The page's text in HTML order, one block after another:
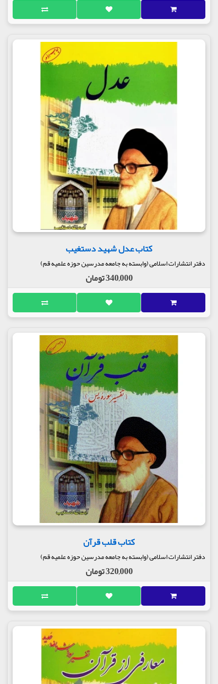
کتاب عدل شهید دستغیب
دفتر انتشارات اسلامی (وابسته به جامعه مدرسین حوزه علمیه قم)
340,000 تومان
کتاب قلب قرآن
دفتر انتشارات اسلامی (وابسته به جامعه مدرسین حوزه علمیه قم)
320,000 تومان